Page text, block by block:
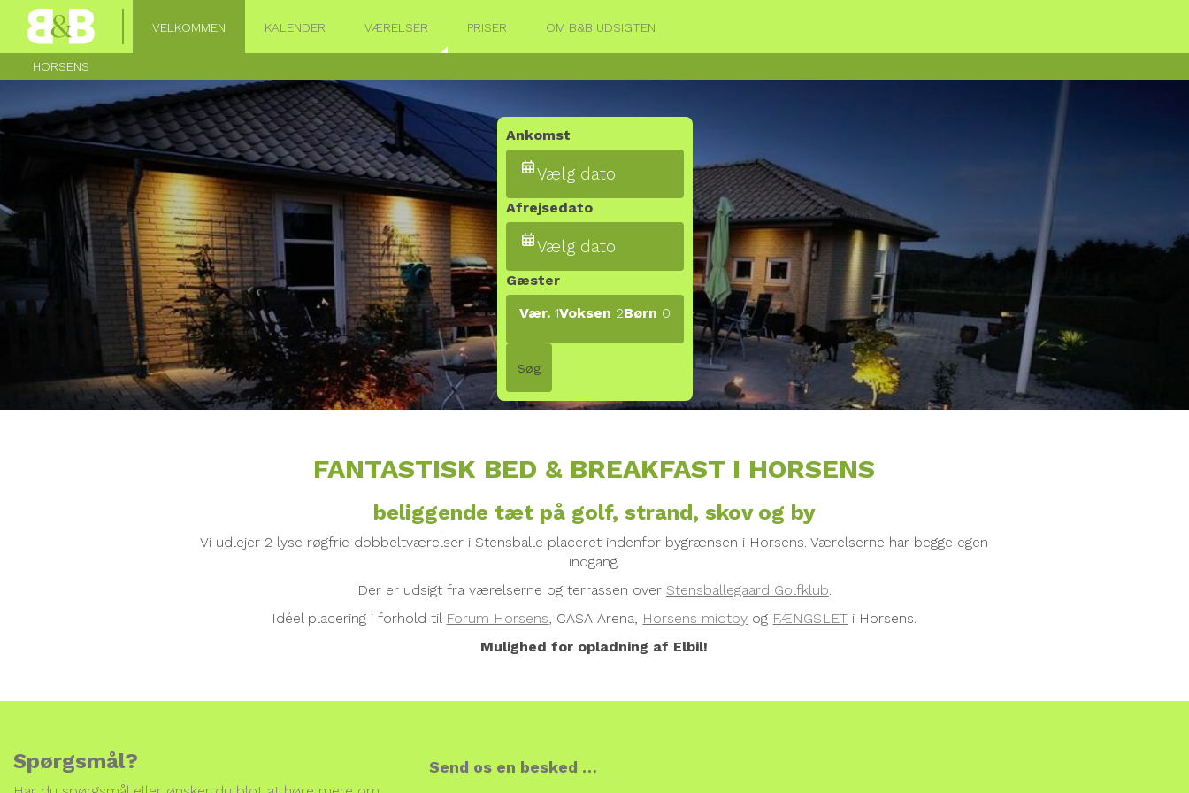
VELKOMMEN KALENDER VÆRELSER PRISER OM B&B UDSIGTEN
HORSENS
Ankomst
Vælg dato
Afrejsedato
Vælg dato
Gæster
Vær. 1Voksen 2Børn 0
Søg
FANTASTISK BED & BREAKFAST I HORSENS
beliggende tæt på golf, strand, skov og by
Vi udlejer 2 lyse røgfrie dobbeltværelser i Stensballe placeret indenfor bygrænsen i Horsens. Værelserne har begge egen
indgang.
Der er udsigt fra værelserne og terrassen over Stensballegaard Golfklub.
Idéel placering i forhold til Forum Horsens, CASA Arena, Horsens midtby og FÆNGSLET i Horsens.
Mulighed for opladning af Elbil!
Spørgsmål? Send os en besked …